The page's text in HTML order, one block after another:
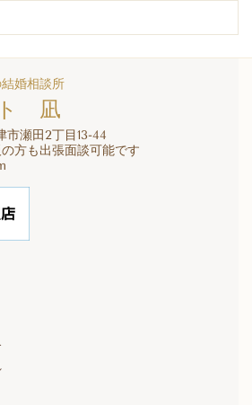
婚相談所
ト 凪
瀬田2丁目13-44
方も出張面談可能です